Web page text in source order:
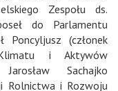
Zespołu ds.
do Parlamentu
Poncyljusz (członek
i Aktywów
Sachajko
Rolnictwa i Rozwoju